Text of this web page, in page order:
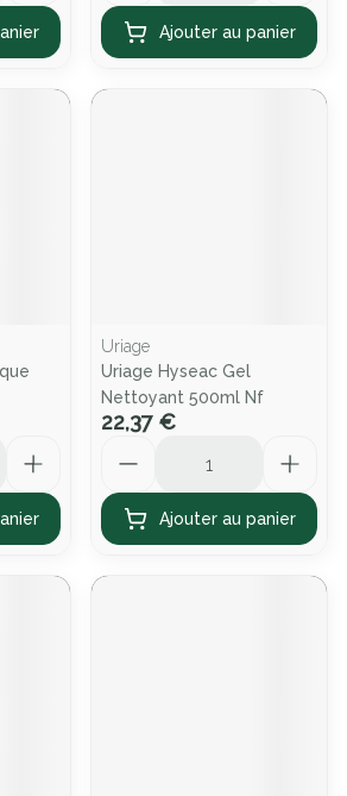
Ajouter au panier
Uriage
Uriage Hyseac Gel
Nettoyant 500ml Nf
22,37 €
Ajouter au panier